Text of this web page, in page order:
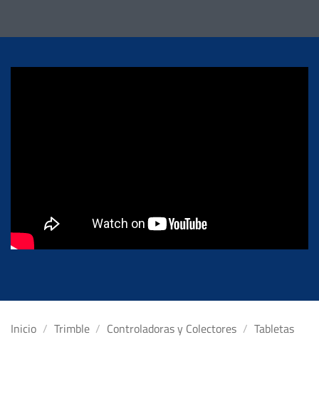
Inicio / Trimble / Controladoras y Colectores / Tabletas